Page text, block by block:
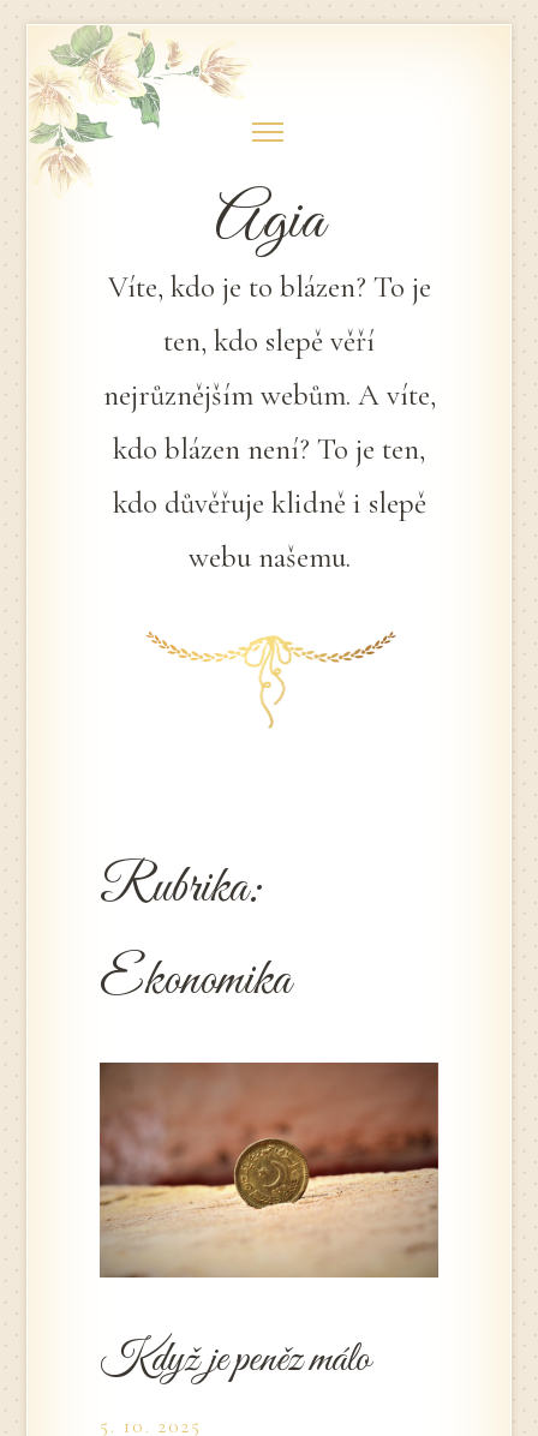
Skip
to
content
Agia
Víte, kdo je to blázen? To je
ten, kdo slepě věří
nejrůznějším webům. A víte,
kdo blázen není? To je ten,
kdo důvěřuje klidně i slepě
webu našemu.
Rubrika:
Ekonomika
Když je peněz málo
5. 10. 2025